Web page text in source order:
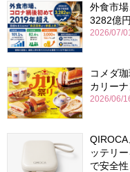
外食市
3282億
2026/07/
コメダ
カリー
2026/06/
ッテリ
で安全